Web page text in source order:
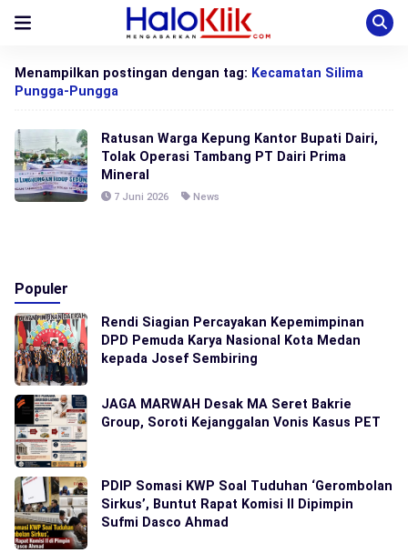
Menampilkan postingan dengan tag: Kecamatan Silima
Pungga-Pungga
Ratusan Warga Kepung Kantor Bupati Dairi,
Tolak Operasi Tambang PT Dairi Prima
Mineral
7 Juni 2026 News
Populer
Rendi Siagian Percayakan Kepemimpinan
DPD Pemuda Karya Nasional Kota Medan
kepada Josef Sembiring
JAGA MARWAH Desak MA Seret Bakrie
Group, Soroti Kejanggalan Vonis Kasus PET
PDIP Somasi KWP Soal Tuduhan ‘Gerombolan
Sirkus’, Buntut Rapat Komisi II Dipimpin
Sufmi Dasco Ahmad